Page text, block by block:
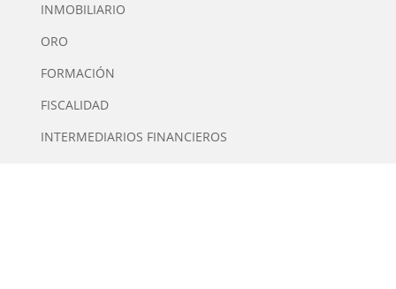
INMOBILIARIO
ORO
FORMACIÓN
FISCALIDAD
INTERMEDIARIOS FINANCIEROS